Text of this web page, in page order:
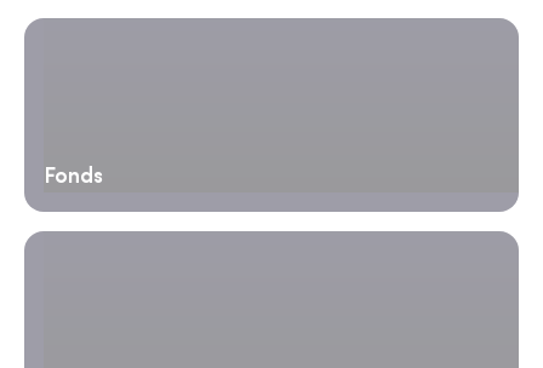
Fonds